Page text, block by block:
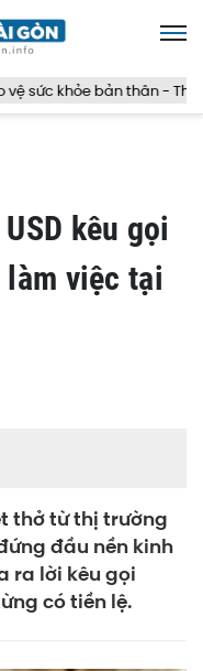
sức khỏe bản thân - Thế
kêu gọi
làm việc tại
thở từ thị trường
đầu nền kinh
ra lời kêu gọi
có tiền lệ.